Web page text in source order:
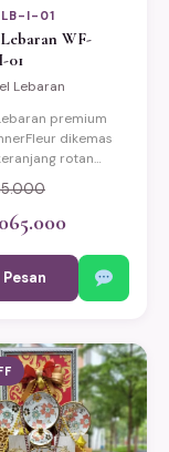
I-01
WF-
01
Lebaran
premium
dikemas
rotan
berkualitas.
hadiah Idul
relasi kantor,
bisnis. Bisa
sesuai kebutuhan.
same-day ke
Pesan